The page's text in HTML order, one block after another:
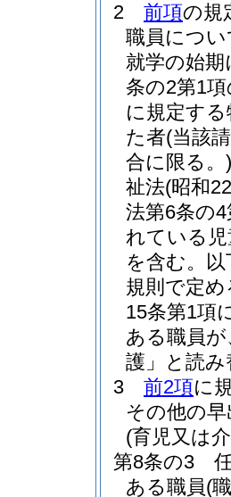
2
前項の規
職員につ
就学の始
条の2第1
に規定す
た者(当該
合に限る。)
祉法(昭和
法第6条の
れている
を含む。
規則で定
15条第1項
ある職員
護」と読
3
前2項に
その他の
(育児又は
第8条の3
ある職員(